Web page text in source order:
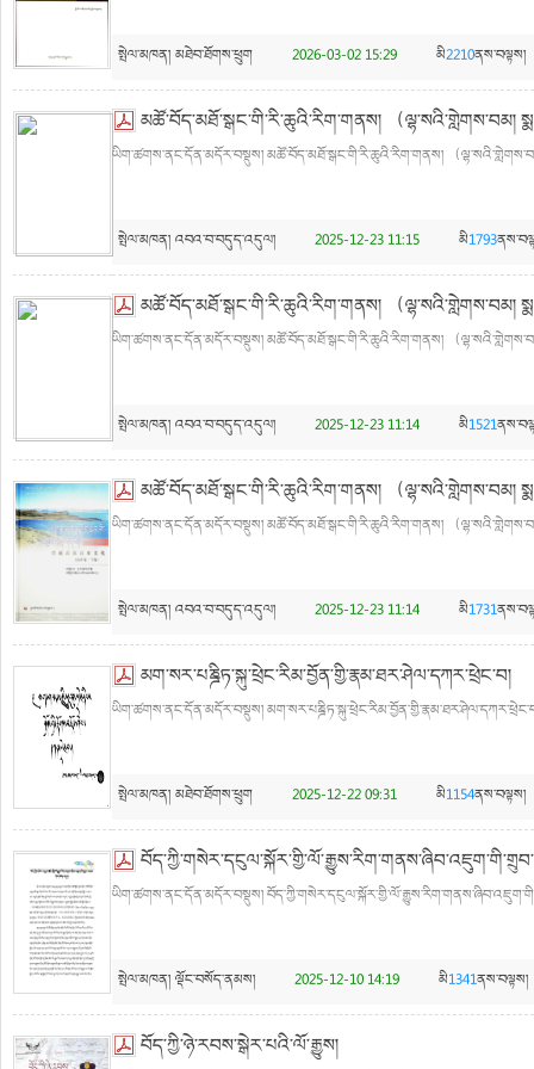
སྤེལ་མཁན། མཐེབ་ཐོགས་ཕྲུག 2026-03-02 15:29 མི2210ནས་བལྟས།
མཚོ་བོད་མཐོ་སྒང་གི་རི་ཆུའི་རིག་གནས། （ལྷ་སའི་གླེགས་བམ།
ཡིག་ཚགས་ནང་དོན་མདོར་བསྡུས། མཚོ་བོད་མཐོ་སྒང་གི་རི་ཆུའི་རིག་གནས། （
སྤེལ་མཁན། འབའ་བ་བདུད་འདུལ། 2025-12-23 11:15 མི1793
མཚོ་བོད་མཐོ་སྒང་གི་རི་ཆུའི་རིག་གནས། （ལྷ་སའི་གླེགས་བམ།
ཡིག་ཚགས་ནང་དོན་མདོར་བསྡུས། མཚོ་བོད་མཐོ་སྒང་གི་རི་ཆུའི་རིག་གནས། （
སྤེལ་མཁན། འབའ་བ་བདུད་འདུལ། 2025-12-23 11:14 མི1521
མཚོ་བོད་མཐོ་སྒང་གི་རི་ཆུའི་རིག་གནས། （ལྷ་སའི་གླེགས་བམ།
ཡིག་ཚགས་ནང་དོན་མདོར་བསྡུས། མཚོ་བོད་མཐོ་སྒང་གི་རི་ཆུའི་རིག་གནས། （
སྤེལ་མཁན། འབའ་བ་བདུད་འདུལ། 2025-12-23 11:14 མི1731
མག་སར་པཎྜིཏ་སྐུ་ཕྲེང་རིམ་བྱོན་གྱི་རྣམ་ཐར་ཤེལ་དཀར་ཕྲེང་བ།
ཡིག་ཚགས་ནང་དོན་མདོར་བསྡུས།
སྤེལ་མཁན། མཐེབ་ཐོགས་ཕྲུག 2025-12-22 09:31 མི1154ནས་བལྟས།
ཡིག་ཚགས་ནང་དོན་མདོར་བསྡུས།
སྤེལ་མཁན། ལྡོང་བསོད་ནམས། 2025-12-10 14:19 མི1341ནས་བལྟས།
བོད་ཀྱི་ཉེ་རབས་སྒེར་པའི་ལོ་རྒྱུས།